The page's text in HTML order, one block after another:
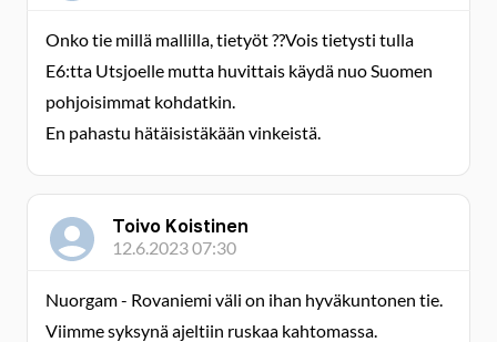
Onko tie millä mallilla, tietyöt ??Vois tietysti tulla
E6:tta Utsjoelle mutta huvittais käydä nuo Suomen
pohjoisimmat kohdatkin.
En pahastu hätäisistäkään vinkeistä.
Toivo Koistinen
12.6.2023 07:30
Nuorgam - Rovaniemi väli on ihan hyväkuntonen tie.
Viimme syksynä ajeltiin ruskaa kahtomassa.